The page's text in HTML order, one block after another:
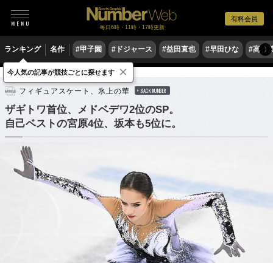
有料会員
毎日6時・11時・17時更新
ランキング 名作 #甲子園 #ドジャース #益田直也 #早田ひな #高木
〉
フィギュアスケート
フィギュアスケート、氷上の華 BACK NUMBER
ザギトワ首位、メドベデワ2位のSP。
自己ベストの宮原4位、坂本も5位に。
今人気の記事が競技ごとに探せます ×